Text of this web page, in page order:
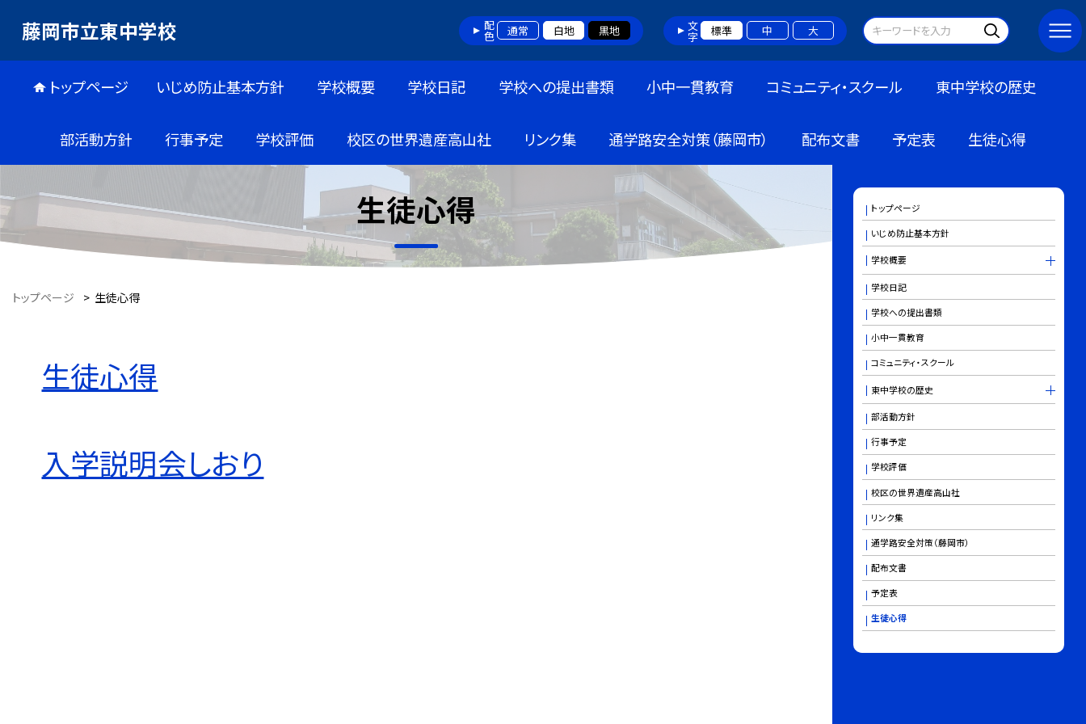
藤岡市立東中学校 配色 通常 白地 黒地 文字 標準 中 大
トップページ いじめ防止基本方針 学校概要 学校日記 学校への提出書類 小中一貫教育 コミュニティ・スクール 東中学校の歴史
部活動方針 行事予定 学校評価 校区の世界遺産高山社 リンク集 通学路安全対策（藤岡市） 配布文書 予定表 生徒心得
生徒心得
トップページ > 生徒心得
生徒心得
入学説明会しおり
トップページ
いじめ防止基本方針
学校概要
学校日記
学校への提出書類
小中一貫教育
コミュニティ・スクール
東中学校の歴史
部活動方針
行事予定
学校評価
校区の世界遺産高山社
リンク集
通学路安全対策（藤岡市）
配布文書
予定表
生徒心得